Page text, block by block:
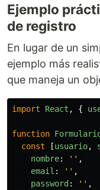
Ejemplo
de registro
En lugar de un
ejemplo más
que maneja un
import React , {
function
const
[usuario,
nombre: '' ,
email : '' ,
password: '' ,